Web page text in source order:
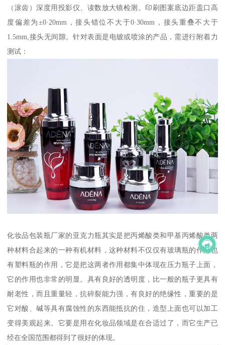
（滚齿）深度用投影仪、读数放大镜检测。印刷图案底边距盖口高
度偏差为±0·20mm，接头错位不大于0·30mm，接头重叠不大于
1.5mm,接头无间隙。针对表面是电镀或喷涂的产品，需进行附着力
测试：
化妆品包装瓶厂家的亚克力瓶其实是把丙烯酸类和甲基丙烯酸类两
种材料合起来的一种有机材料，这种材料不仅仅有玻璃瓶的作用也
有塑料瓶的作用，它是把这两者作用都集中体现在压力瓶子上面，
它的作用也非常的明显。具有良好的透明度，比一般的瓶子更具有
耐老性，而且重量轻，抗碎裂能力强，有良好的绝缘性，重要的是
它对酸、碱等具有腐蚀性的东西能抵抗的住，造型上面也可以加工
变得美观起来。它要是用在化妆品领域是在合适过了，而它生产已
经在全国范围都得到了很好的体现。